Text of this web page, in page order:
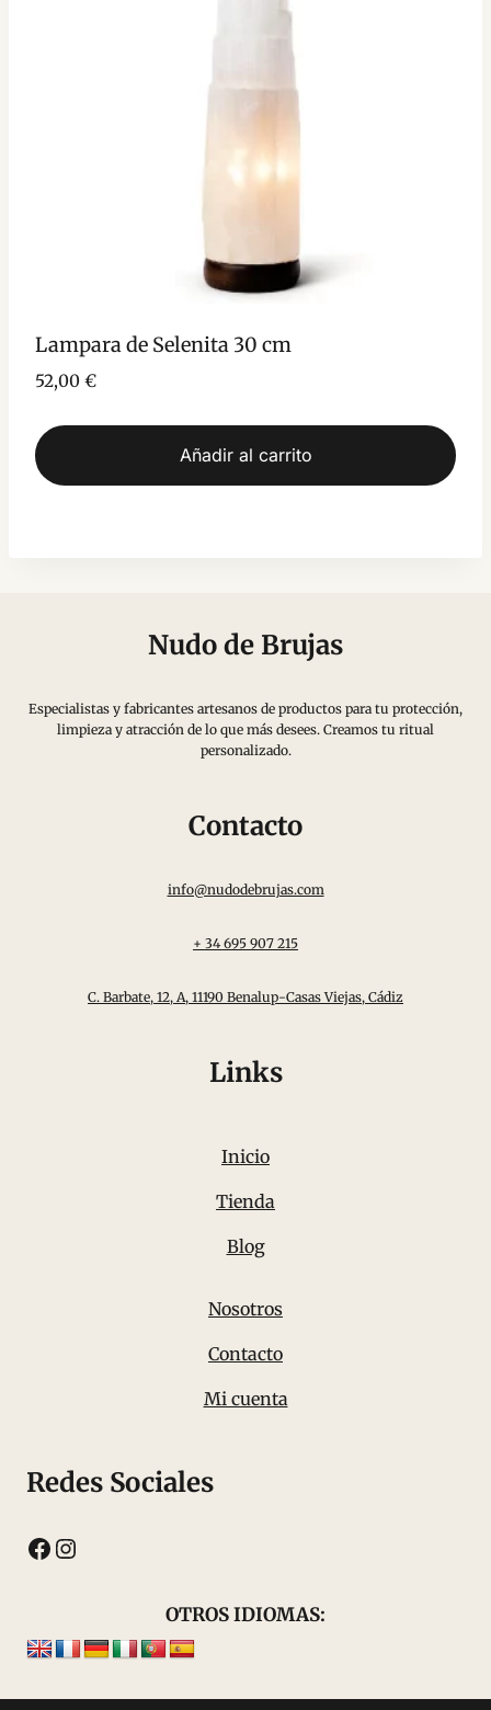
Lampara de Selenita 30 cm
52,00 €
Añadir al carrito
Nudo de Brujas
Especialistas y fabricantes artesanos de productos para tu protección,
limpieza y atracción de lo que más desees. Creamos tu ritual
personalizado.
Contacto
info@nudodebrujas.com
+ 34 695 907 215
C. Barbate, 12, A, 11190 Benalup-Casas Viejas, Cádiz
Links
Inicio
Tienda
Blog
Nosotros
Contacto
Mi cuenta
Redes Sociales
Facebook
Instagram
OTROS IDIOMAS: